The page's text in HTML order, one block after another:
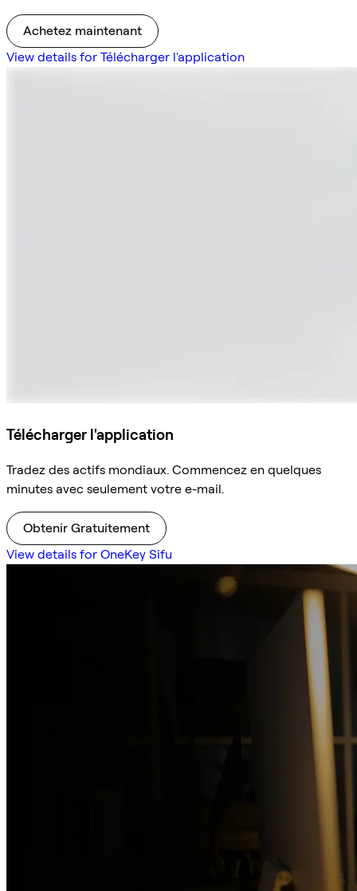
Achetez maintenant
View details for Télécharger l'application
Télécharger l'application
Tradez des actifs mondiaux. Commencez en quelques
minutes avec seulement votre e-mail.
Obtenir Gratuitement
View details for OneKey Sifu